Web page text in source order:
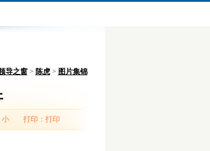
导之窗> 陈虎> 图片集锦
小 打印： 打印